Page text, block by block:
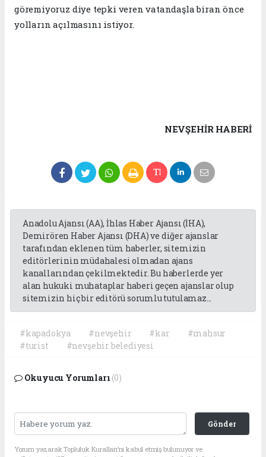
göremiyoruz diye tepki veren vatandaşla biran önce
yolların açılmasını istiyor.
NEVŞEHIR HABERİ
Anadolu Ajansı (AA), İhlas Haber Ajansı (İHA),
Demirören Haber Ajansı (DHA) ve diğer ajanslar
tarafından eklenen tüm haberler, sitemizin
editörlerinin müdahalesi olmadan ajans
kanallarından çekilmektedir. Bu haberlerde yer
alan hukuki muhataplar haberi geçen ajanslar olup
sitemizin hiç bir editörü sorumlu tutulamaz...
#kapadokya #nevşehir #kar
#mahsur
#turist
#nevşehir belediyesi
Okuyucu Yorumları (0)
Gönder
Yorum yazarak Topluluk Kuralları’nı kabul etmiş bulunuyor ve